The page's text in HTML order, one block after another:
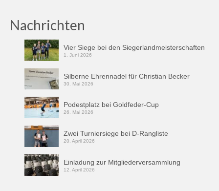
Nachrichten
Vier Siege bei den Siegerlandmeisterschaften
1. Juni 2026
Silberne Ehrennadel für Christian Becker
30. Mai 2026
Podestplatz bei Goldfeder-Cup
26. Mai 2026
Zwei Turniersiege bei D-Rangliste
20. April 2026
Einladung zur Mitgliederversammlung
12. April 2026